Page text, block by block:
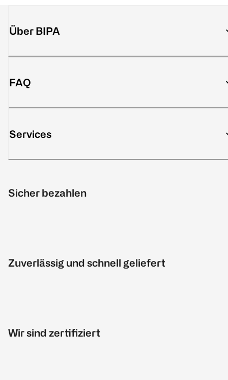
Über BIPA
FAQ
Services
Sicher bezahlen
Zuverlässig und schnell geliefert
Wir sind zertifiziert